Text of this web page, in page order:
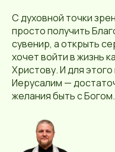
С духовной точки
просто получить
сувенир, а открыть
хочет войти в жизнь
Христову. И для
Иерусалим —
желания быть с Богом.